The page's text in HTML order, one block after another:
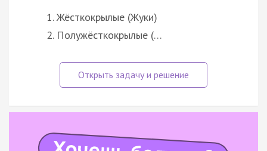
Жёсткокрылые (Жуки)
Полужёсткокрылые (…